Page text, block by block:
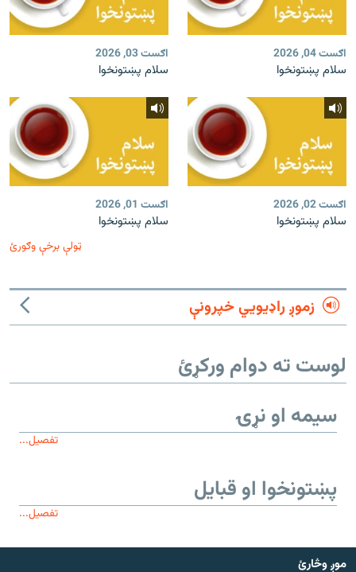
اګست 04, 2026
سلام پښتونخوا
اګست 03, 2026
سلام پښتونخوا
اګست 02, 2026
سلام پښتونخوا
اګست 01, 2026
سلام پښتونخوا
ټولې برخې وګورئ
زموږ راډیويي خپرونې
لوست ته دوام ورکړئ
سیمه او نړۍ
تفصیل...
پښتونخوا او قبایل
تفصیل...
موږ وڅارئ